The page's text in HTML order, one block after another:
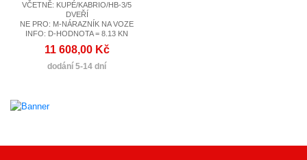
VČETNĚ: KUPÉ/KABRIO/HB-3/5
DVEŘÍ
NE PRO: M-NÁRAZNÍK NA VOZE
INFO: D-HODNOTA = 8.13 KN
11 608,00 Kč
dodání 5-14 dní